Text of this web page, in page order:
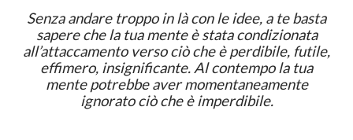
Senza andare troppo in là con le idee, a te basta
sapere che la tua mente è stata condizionata
all’attaccamento verso ciò che è perdibile, futile,
effimero, insignificante. Al contempo la tua
mente potrebbe aver momentaneamente
ignorato ciò che è imperdibile.